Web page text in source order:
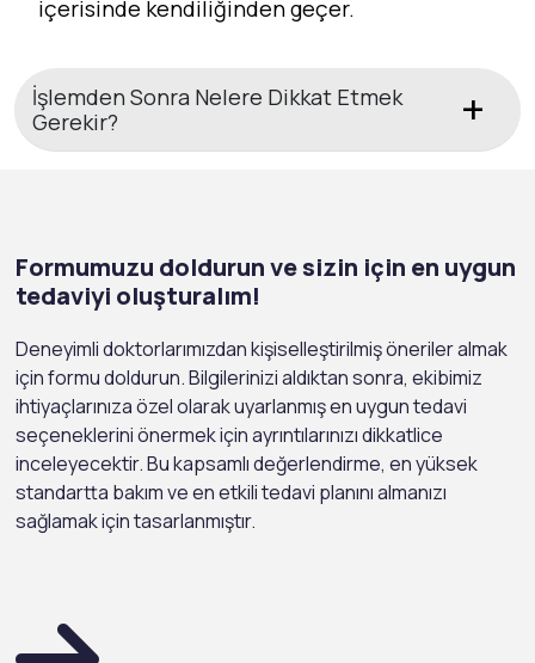
içerisinde kendiliğinden geçer.
İşlemden Sonra Nelere Dikkat Etmek
Gerekir?
Formumuzu doldurun ve sizin için en uygun
tedaviyi oluşturalım!
Deneyimli doktorlarımızdan kişiselleştirilmiş öneriler almak
için formu doldurun. Bilgilerinizi aldıktan sonra, ekibimiz
ihtiyaçlarınıza özel olarak uyarlanmış en uygun tedavi
seçeneklerini önermek için ayrıntılarınızı dikkatlice
inceleyecektir. Bu kapsamlı değerlendirme, en yüksek
standartta bakım ve en etkili tedavi planını almanızı
sağlamak için tasarlanmıştır.